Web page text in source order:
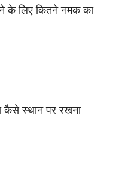
के लिए कितने नमक का
कैसे स्थान पर रखना